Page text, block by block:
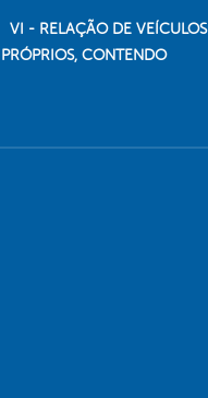
VI - RELAÇÃO DE VEÍCULOS
PRÓPRIOS, CONTENDO